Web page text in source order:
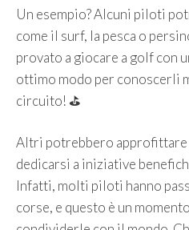
Un esempio? Alcuni piloti
come il surf, la pesca o
provato a giocare a golf con
ottimo modo per conoscerli
circuito! ⛳️
Altri potrebbero approfittare
dedicarsi a iniziative
Infatti, molti piloti hanno
corse, e questo è un